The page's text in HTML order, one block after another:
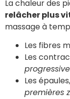
La chaleur des
relâcher plus
massage à
Les fibres
Les
Les
premières